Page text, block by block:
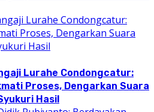
Lurahe Condongcatur:
Proses, Dengarkan Suara
Hasil